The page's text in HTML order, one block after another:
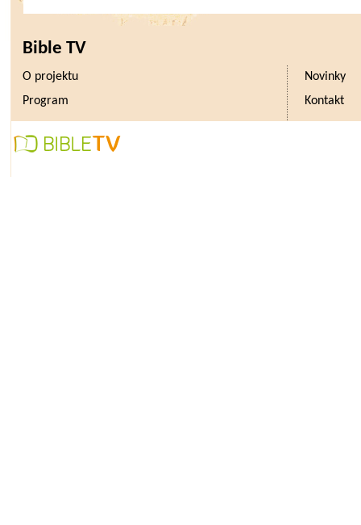
Bible TV
O projektu
Novinky
Program
Kontakt